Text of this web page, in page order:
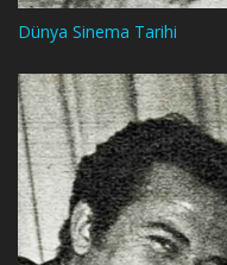
Dünya Sinema Tarihi